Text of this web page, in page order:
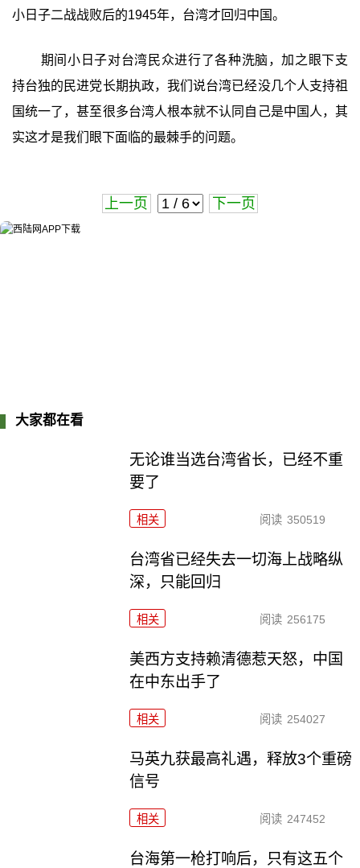
小日子二战战败后的1945年，台湾才回归中国。
期间小日子对台湾民众进行了各种洗脑，加之眼下支
持台独的民进党长期执政，我们说台湾已经没几个人支持祖
国统一了，甚至很多台湾人根本就不认同自己是中国人，其
实这才是我们眼下面临的最棘手的问题。
上一页 下一页
大家都在看
无论谁当选台湾省长，已经不重
要了
相关 阅读 350519
台湾省已经失去一切海上战略纵
深，只能回归
相关 阅读 256175
美西方支持赖清德惹天怒，中国
在中东出手了
相关 阅读 254027
马英九获最高礼遇，释放3个重磅
信号
相关 阅读 247452
台海第一枪打响后，只有这五个